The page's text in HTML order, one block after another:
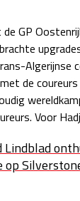
2026
2026
GP
Algerijnse
de
Voor
Lindblad
op